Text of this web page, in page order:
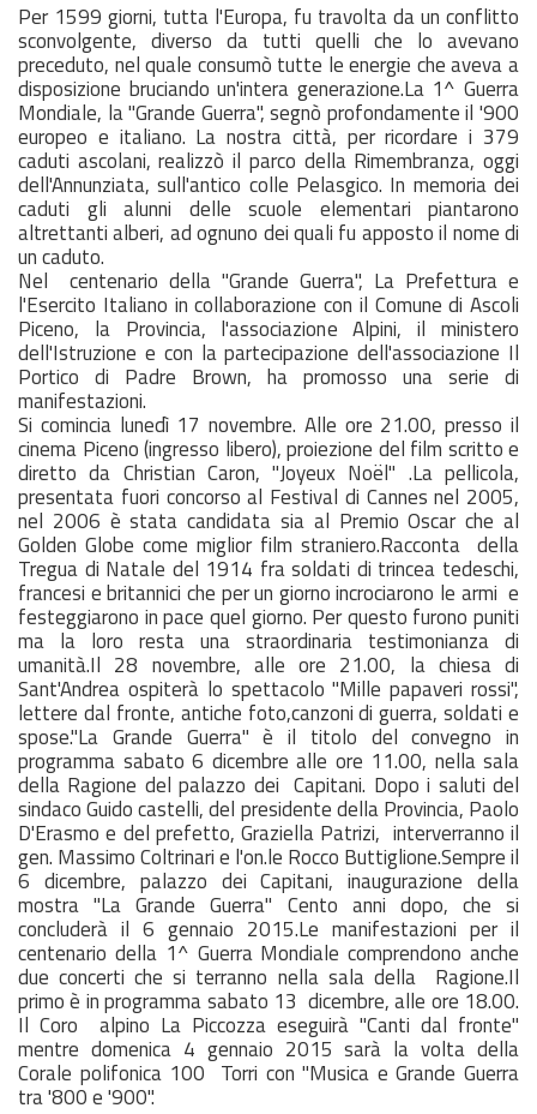
Per 1599 giorni, tutta l'Europa, fu travolta da un conflitto
sconvolgente, diverso da tutti quelli che lo avevano
preceduto, nel quale consumò tutte le energie che aveva a
disposizione bruciando un'intera generazione.La 1^ Guerra
Mondiale, la "Grande Guerra", segnò profondamente il '900
europeo e italiano. La nostra città, per ricordare i 379
caduti ascolani, realizzò il parco della Rimembranza, oggi
dell'Annunziata, sull'antico colle Pelasgico. In memoria dei
caduti gli alunni delle scuole elementari piantarono
altrettanti alberi, ad ognuno dei quali fu apposto il nome di
un caduto.
Nel centenario della "Grande Guerra", La Prefettura e
l'Esercito Italiano in collaborazione con il Comune di Ascoli
Piceno, la Provincia, l'associazione Alpini, il ministero
dell'Istruzione e con la partecipazione dell'associazione Il
Portico di Padre Brown, ha promosso una serie di
manifestazioni.
Si comincia lunedì 17 novembre. Alle ore 21.00, presso il
cinema Piceno (ingresso libero), proiezione del film scritto e
diretto da Christian Caron, "Joyeux Noël" .La pellicola,
presentata fuori concorso al Festival di Cannes nel 2005,
nel 2006 è stata candidata sia al Premio Oscar che al
Golden Globe come miglior film straniero.Racconta della
Tregua di Natale del 1914 fra soldati di trincea tedeschi,
francesi e britannici che per un giorno incrociarono le armi e
festeggiarono in pace quel giorno. Per questo furono puniti
ma la loro resta una straordinaria testimonianza di
umanità.Il 28 novembre, alle ore 21.00, la chiesa di
Sant'Andrea ospiterà lo spettacolo "Mille papaveri rossi",
lettere dal fronte, antiche foto,canzoni di guerra, soldati e
spose."La Grande Guerra" è il titolo del convegno in
programma sabato 6 dicembre alle ore 11.00, nella sala
della Ragione del palazzo dei Capitani. Dopo i saluti del
sindaco Guido castelli, del presidente della Provincia, Paolo
D'Erasmo e del prefetto, Graziella Patrizi, interverranno il
gen. Massimo Coltrinari e l'on.le Rocco Buttiglione.Sempre il
6 dicembre, palazzo dei Capitani, inaugurazione della
mostra "La Grande Guerra" Cento anni dopo, che si
concluderà il 6 gennaio 2015.Le manifestazioni per il
centenario della 1^ Guerra Mondiale comprendono anche
due concerti che si terranno nella sala della Ragione.Il
primo è in programma sabato 13 dicembre, alle ore 18.00.
Il Coro alpino La Piccozza eseguirà "Canti dal fronte"
mentre domenica 4 gennaio 2015 sarà la volta della
Corale polifonica 100 Torri con "Musica e Grande Guerra
tra '800 e '900".